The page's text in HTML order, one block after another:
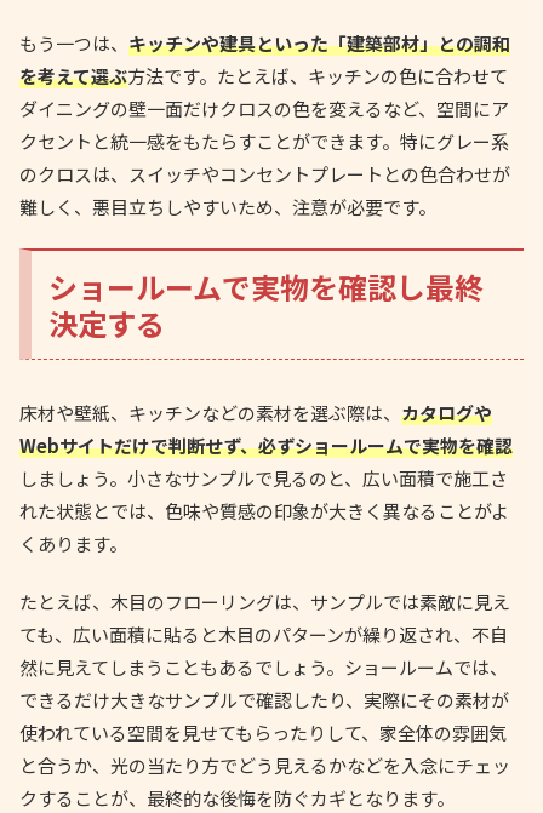
もう一つは、 キッチンや建具といった「建築部材」との調和
を考えて選ぶ方法です。たとえば、キッチンの色に合わせて
ダイニングの壁一面だけクロスの色を変えるなど、空間にア
クセントと統一感をもたらすことができます。特にグレー系
のクロスは、スイッチやコンセントプレートとの色合わせが
難しく、悪目立ちしやすいため、注意が必要です。
ショールームで実物を確認し最終
決定する
床材や壁紙、キッチンなどの素材を選ぶ際は、 カタログや
Webサイトだけで判断せず、必ずショールームで実物を確認
しましょう。小さなサンプルで見るのと、広い面積で施工さ
れた状態とでは、色味や質感の印象が大きく異なることがよ
くあります。
たとえば、木目のフローリングは、サンプルでは素敵に見え
ても、広い面積に貼ると木目のパターンが繰り返され、不自
然に見えてしまうこともあるでしょう。ショールームでは、
できるだけ大きなサンプルで確認したり、実際にその素材が
使われている空間を見せてもらったりして、家全体の雰囲気
と合うか、光の当たり方でどう見えるかなどを入念にチェッ
クすることが、最終的な後悔を防ぐカギとなります。